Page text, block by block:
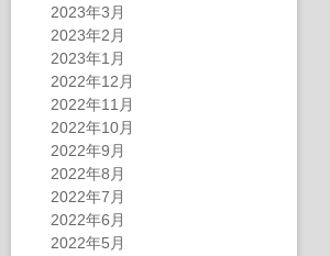
2023年3月
2023年2月
2023年1月
2022年12月
2022年11月
2022年10月
2022年9月
2022年8月
2022年7月
2022年6月
2022年5月